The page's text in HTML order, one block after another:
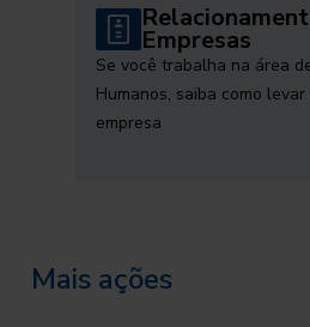
Empresas
Se você trabalha na área
Humanos, saiba como
empresa
Mais ações